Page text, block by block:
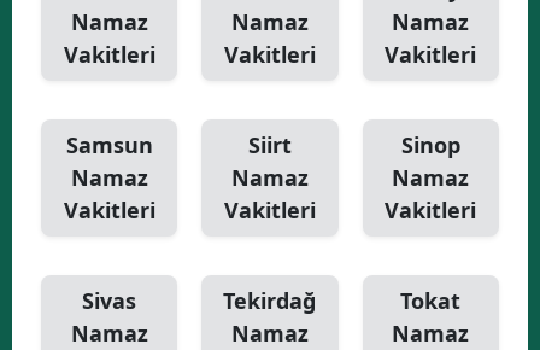
Namaz
Vakitleri
Namaz
Vakitleri
Namaz
Vakitleri
Samsun
Namaz
Vakitleri
Siirt
Namaz
Vakitleri
Sinop
Namaz
Vakitleri
Sivas
Namaz
Tekirdağ
Namaz
Tokat
Namaz